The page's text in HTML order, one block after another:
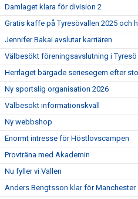
Damlaget klara för division 2
Gratis kaffe på Tyresövallen 2025 och
Jennifer Bakai avslutar karriären
Välbesökt föreningsavslutning i Tyresö
Herrlaget bärgade seriesegern efter
Ny sportslig organisation 2026
Välbesökt informationskväll
Ny webbshop
Enormt intresse för Höstlovscampen
Provträna med Akademin
Nu fyller vi Vallen
Anders Bengtsson klar för Manchester